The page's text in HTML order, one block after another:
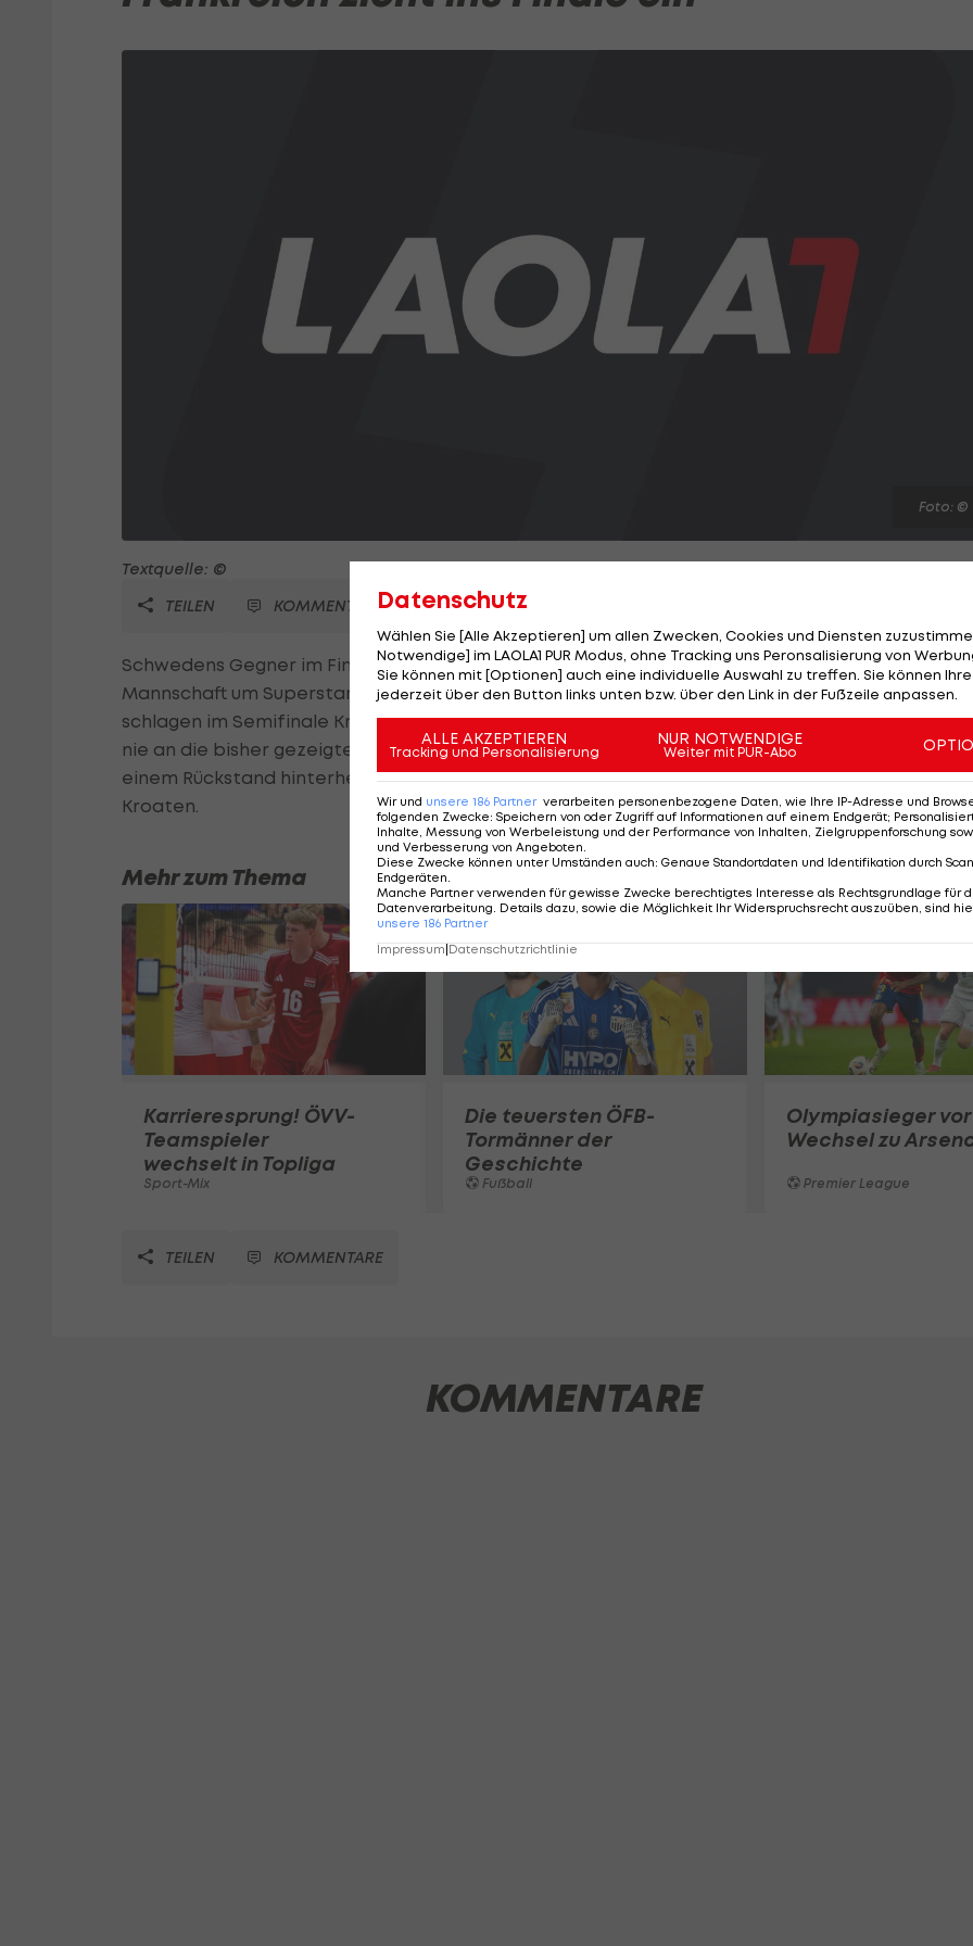
Foto: ©
Textquelle: ©
TEILEN
KOMMENTARE
Schwedens Gegner im Finale um den Olympia-Sieg im Herren-Handball heißt Frankreich. Die
Mannschaft um Superstar Nikola Karabatic, die 2008 in Peking die Goldmedaille geholt hat,
schlagen im Semifinale Kroatien mit 25:22. In einer zerfahrenen Partie können die
nie an die bisher gezeigten Leistungen in diesem Turnier anknüpfen und laufen von Beginn an
einem Rückstand hinterher. Die besten Werfer sind Abalo (4) für Frankreich und Horvatz (6) für
Kroaten.
Mehr zum Thema
Karrieresprung! ÖVV-
Teamspieler
wechselt in Topliga
Sport-Mix
Die teuersten ÖFB-
Tormänner der
Geschichte
Fußball
Olympiasieger vor
Wechsel zu
Premier League
TEILEN KOMMENTARE
KOMMENTARE
Datenschutz
Wählen Sie [Alle Akzeptieren] um allen Zwecken, Cookies und Diensten
Notwendige] im LAOLA1 PUR Modus, ohne Tracking uns Peronsalisierung von
Sie können mit [Optionen] auch eine individuelle Auswahl zu treffen. Sie können
jederzeit über den Button links unten bzw. über den Link in der Fußzeile anpassen.
ALLE AKZEPTIEREN
Tracking und Personalisierung
NUR NOTWENDIGE
Weiter mit PUR-Abo
Wir und unsere 186 Partner verarbeiten personenbezogene Daten, wie Ihre IP-Adresse und
folgenden Zwecke: Speichern von oder Zugriff auf Informationen auf einem Endgerät;
Inhalte, Messung von Werbeleistung und der Performance von Inhalten, Zielgruppenforschung
und Verbesserung von Angeboten
Diese Zwecke können unter Umständen auch: Genaue Standortdaten und Identifikation durch
Endgeräten
Manche Partner verwenden für gewisse Zwecke berechtigtes Interesse als Rechtsgrundlage für
Datenverarbeitung. Details dazu, sowie die Möglichkeit Ihr Widerspruchsrecht auszuüben, sind
unsere 186 Partner
Impressum|Datenschutzrichtlinie